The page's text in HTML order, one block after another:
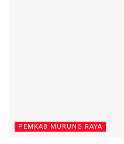
PEMKAB MURUNG RAYA